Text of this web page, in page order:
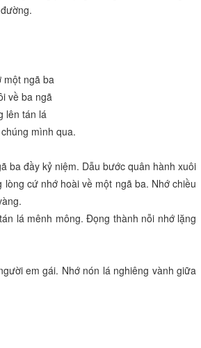
một ngã ba
về ba ngã
lên tán lá
mình qua.
ba đầy kỷ niệm. Dẫu bước quân hành xuôi
cứ nhớ hoài về một ngã ba. Nhớ chiều
lá mênh mông. Đọng thành nỗi nhớ lặng
em gái. Nhớ nón lá nghiêng vành giữa